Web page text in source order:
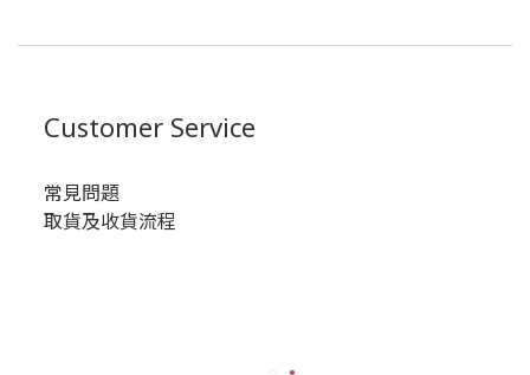
Customer Service
常見問題
取貨及收貨流程